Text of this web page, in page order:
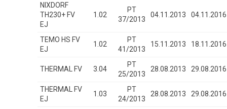
NIXDORF
TH230+ FV
EJ
1.02
PT
37/2013
04.11.2013 04.11.2016
TEMO HS FV
EJ
1.02
PT
41/2013
15.11.2013 18.11.2016
THERMAL FV 3.04
PT
25/2013
28.08.2013 29.08.2016
THERMAL FV
EJ
1.03
PT
24/2013
28.08.2013 29.08.2016